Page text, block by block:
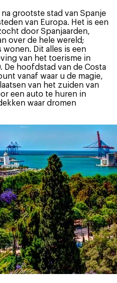
grootste stad van Spanje
van Europa. Het is een
door Spanjaarden,
over de hele wereld;
Dit alles is een
van het toerisme in
De hoofdstad van de Costa
vanaf waar u de magie,
van het zuiden van
een auto te huren in
waar dromen